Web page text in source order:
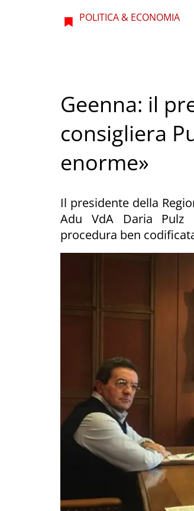
POLITICA & ECONOMIA
Geenna: il
consigliera
enorme»
Il presidente della
Adu VdA Daria Pulz
procedura ben